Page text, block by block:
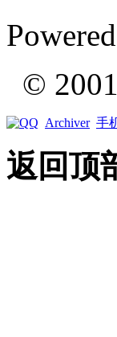
©
Archiver 手
返回顶